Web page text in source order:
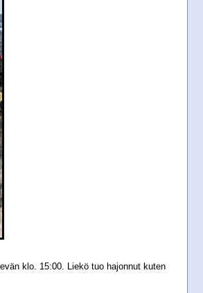
klo. 15:00. Liekö tuo hajonnut kuten